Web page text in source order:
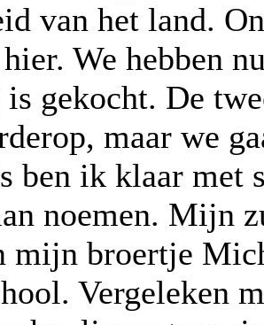
van het land.
We hebben
gekocht. De
maar we
ben ik klaar met
noemen. Mijn
mijn broertje
Vergeleken